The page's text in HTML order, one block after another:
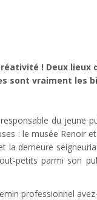
! Deux lieux
sont vraiment les
du jeune
: le musée Renoir
la demeure
petits parmi son
professionnel